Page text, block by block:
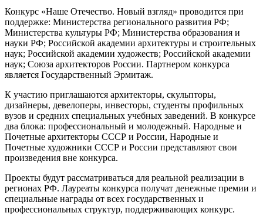
Конкурс «Наше Отечество. Новый взгляд» проводится при
поддержке: Министерства регионального развития РФ;
Министерства культуры РФ; Министерства образования и
науки РФ; Российской академии архитектуры и строительных
наук; Российской академии художеств; Российской академии
наук; Союза архитекторов России. Партнером конкурса
является Государственный Эрмитаж.
К участию приглашаются архитекторы, скульпторы,
дизайнеры, девелоперы, инвесторы, студенты профильных
вузов и средних специальных учебных заведений. В конкурсе
два блока: профессиональный и молодежный. Народные и
Почетные архитекторы СССР и России, Народные и
Почетные художники СССР и России представляют свои
произведения вне конкурса.
Проекты будут рассматриваться для реальной реализации в
регионах РФ. Лауреаты конкурса получат денежные премии и
специальные награды от всех государственных и
профессиональных структур, поддерживающих конкурс.